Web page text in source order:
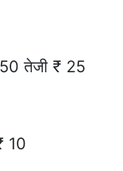
तेजी ₹ 25
10